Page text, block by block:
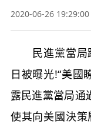
2020-06-26 19:29:00
民進黨當局
日被曝光!“美國
露民進黨當局通
使其向美國決